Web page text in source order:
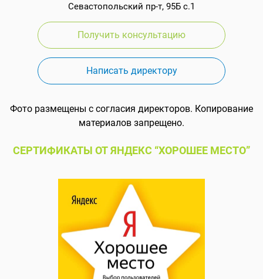
Севастопольский пр-т, 95Б с.1
Получить консультацию
Написать директору
Фото размещены с согласия директоров. Копирование
материалов запрещено.
СЕРТИФИКАТЫ ОТ ЯНДЕКС “ХОРОШЕЕ МЕСТО”